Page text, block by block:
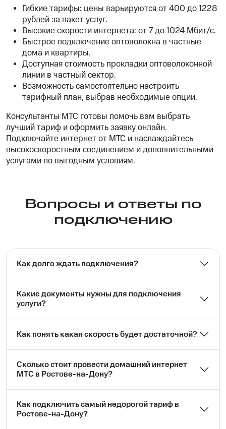
Гибкие тарифы: цены варьируются от 400 до 1228
рублей за пакет услуг.
Высокие скорости интернета: от 7 до 1024 Мбит/с.
Быстрое подключение оптоволокна в частные
дома и квартиры.
Доступная стоимость прокладки оптоволоконной
линии в частный сектор.
Возможность самостоятельно настроить
тарифный план, выбрав необходимые опции.
Консультанты МТС готовы помочь вам выбрать
лучший тариф и оформить заявку онлайн.
Подключайте интернет от МТС и наслаждайтесь
высокоскоростным соединением и дополнительными
услугами по выгодным условиям.
Вопросы и ответы по
подключению
Как долго ждать подключения?
Какие документы нужны для подключения
услуги?
Как понять какая скорость будет достаточной?
Сколько стоит провести домашний интернет
МТС в Ростове-на-Дону?
Как подключить самый недорогой тариф в
Ростове-на-Дону?